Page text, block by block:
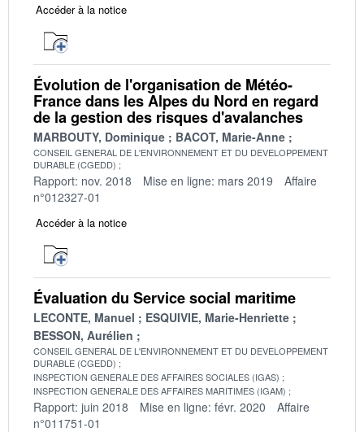
Accéder à la notice
Évolution de l'organisation de Météo-
France dans les Alpes du Nord en regard
de la gestion des risques d'avalanches
MARBOUTY, Dominique BACOT, Marie-Anne
CONSEIL GENERAL DE L'ENVIRONNEMENT ET DU DEVELOPPEMENT
DURABLE (CGEDD)
Rapport: nov. 2018 Mise en ligne: mars 2019
Affaire
n°012327-01
Accéder à la notice
Évaluation du Service social maritime
LECONTE, Manuel
ESQUIVIE, Marie-Henriette
BESSON, Aurélien
CONSEIL GENERAL DE L'ENVIRONNEMENT ET DU DEVELOPPEMENT
DURABLE (CGEDD)
INSPECTION GENERALE DES AFFAIRES SOCIALES (IGAS)
INSPECTION GENERALE DES AFFAIRES MARITIMES (IGAM)
Rapport: juin 2018 Mise en ligne: févr. 2020
Affaire
n°011751-01